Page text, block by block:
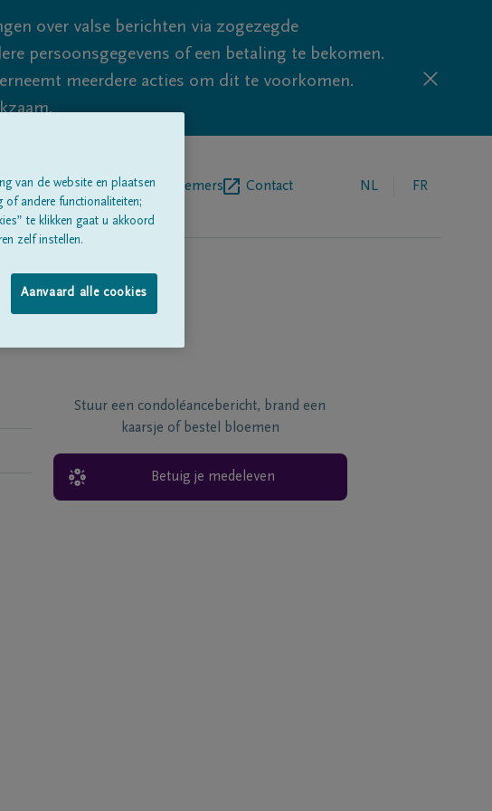
over valse berichten via zogezegde
persoonsgegevens of een betaling te bekomen.
meerdere acties om dit te voorkomen.
Over onsBegrafenisondernemers Contact NL FR
Stuur een condoléancebericht, brand een
kaarsje of bestel bloemen
Betuig je medeleven
van de website en plaatsen
of andere functionaliteiten;
te klikken gaat u akkoord
zelf instellen.
Aanvaard alle cookies